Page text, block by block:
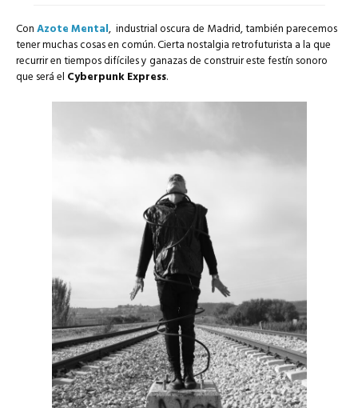
ConAzote Mental, industrial oscura de Madrid, también parecemos
tener muchas cosas en común. Cierta nostalgia retrofuturista a la que
recurrir en tiempos difíciles y ganazas de construir este festín sonoro
que será el Cyberpunk Express.